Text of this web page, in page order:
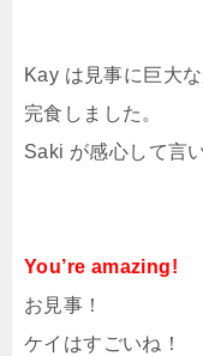
Kay は見事に巨大
完食しました。
Saki が感心して言
You’re amazing!
お見事！
ケイはすごいね！